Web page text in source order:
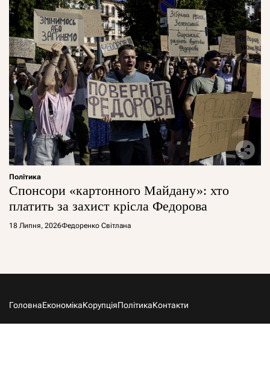
Політика
Спонсори «картонного Майдану»: хто
платить за захист крісла Федорова
18 Липня, 2026Федоренко Світлана
ГоловнаЕкономікаКорупціяПолітикаКонтакти